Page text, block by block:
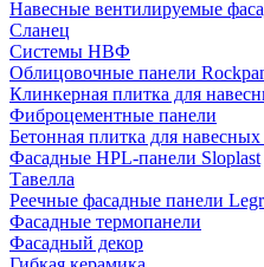
Навесные вентилируемые
Сланец
Системы НВФ
Облицовочные панели
Клинкерная плитка для
Фиброцементные панели
Бетонная плитка для
Фасадные HPL-панели Sloplast
Тавелла
Реечные фасадные панели
Фасадные термопанели
Фасадный декор